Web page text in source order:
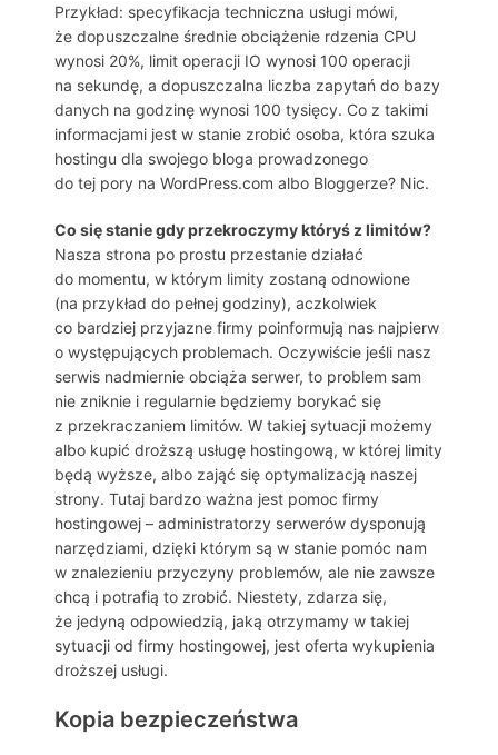
Przykład: specyfikacja techniczna usługi mówi,
że dopuszczalne średnie obciążenie rdzenia CPU
wynosi 20%, limit operacji IO wynosi 100 operacji
na sekundę, a dopuszczalna liczba zapytań do bazy
danych na godzinę wynosi 100 tysięcy. Co z takimi
informacjami jest w stanie zrobić osoba, która szuka
hostingu dla swojego bloga prowadzonego
do tej pory na WordPress.com albo Bloggerze? Nic.
Co się stanie gdy przekroczymy któryś z limitów?
Nasza strona po prostu przestanie działać
do momentu, w którym limity zostaną odnowione
(na przykład do pełnej godziny), aczkolwiek
co bardziej przyjazne firmy poinformują nas najpierw
o występujących problemach. Oczywiście jeśli nasz
serwis nadmiernie obciąża serwer, to problem sam
nie zniknie i regularnie będziemy borykać się
z przekraczaniem limitów. W takiej sytuacji możemy
albo kupić droższą usługę hostingową, w której limity
będą wyższe, albo zająć się optymalizacją naszej
strony. Tutaj bardzo ważna jest pomoc firmy
hostingowej – administratorzy serwerów dysponują
narzędziami, dzięki którym są w stanie pomóc nam
w znalezieniu przyczyny problemów, ale nie zawsze
chcą i potrafią to zrobić. Niestety, zdarza się,
że jedyną odpowiedzią, jaką otrzymamy w takiej
sytuacji od firmy hostingowej, jest oferta wykupienia
droższej usługi.
Kopia bezpieczeństwa